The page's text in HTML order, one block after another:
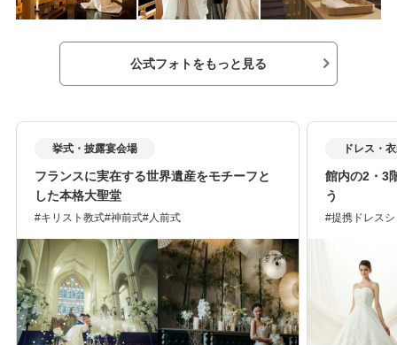
公式フォトをもっと見る
挙式・披露宴会場
フランスに実在する世界遺産をモチーフと
した本格大聖堂
キリスト教式 神前式 人前式
ドレス・
館内の2・3
う
提携ドレス